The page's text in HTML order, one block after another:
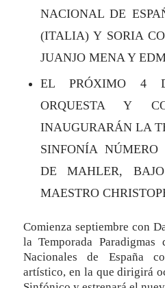
NACIONAL DE
(ITALIA) Y SORIA
JUANJO MENA Y
EL PRÓXIMO 4
ORQUESTA Y
INAUGURARÁN LA
SINFONÍA NÚMERO
DE MAHLER,
MAESTRO
Comienza septiembre con
la Temporada
Nacionales de España
artístico, en la que dirigirá